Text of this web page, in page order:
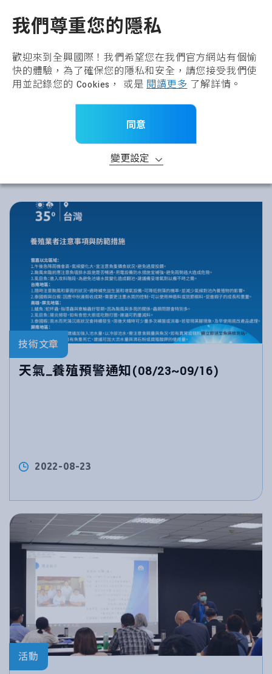
我們尊重您的隱私
歡迎來到全興國際！我們希望您在我們官方網站有個愉
快的體驗，為了確保您的隱私和安全，請您接受我們使
用並記錄您的 Cookies， 或是 閱讀更多 了解詳情。
同意
變更設定
技術文章
天氣_養殖預警通知(08/23~09/16)
2022-08-23
活動